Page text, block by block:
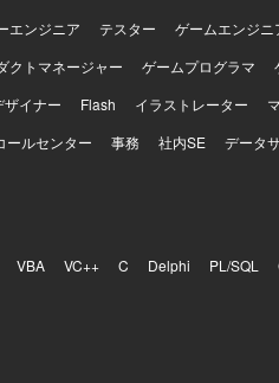
エンジニア テスター ゲームエンジニ
クトマネージャー ゲームプログラマ
ザイナー Flash イラストレーター
ールセンター 事務 社内SE データ
VBA VC++ C Delphi PL/SQL